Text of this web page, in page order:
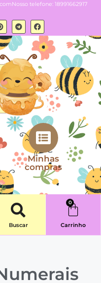
Nosso telefone: 18991662917
Minhas
compras
Buscar
0
Carrinho